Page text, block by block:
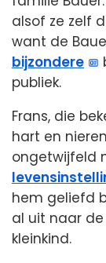
alsof ze zelf
want de
bijzondere
publiek.
Frans, die
hart en
ongetwijfeld
hem geliefd
al uit naar
kleinkind.